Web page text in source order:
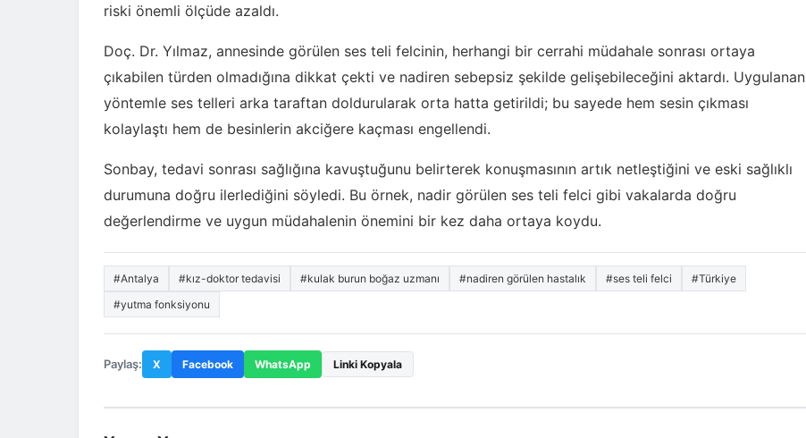
riski önemli ölçüde azaldı.
Doç. Dr. Yılmaz, annesinde görülen ses teli felcinin, herhangi bir cerrahi müdahale sonrası ortaya
çıkabilen türden olmadığına dikkat çekti ve nadiren sebepsiz şekilde gelişebileceğini aktardı. Uygulanan
yöntemle ses telleri arka taraftan doldurularak orta hatta getirildi; bu sayede hem sesin çıkması
kolaylaştı hem de besinlerin akciğere kaçması engellendi.
Sonbay, tedavi sonrası sağlığına kavuştuğunu belirterek konuşmasının artık netleştiğini ve eski sağlıklı
durumuna doğru ilerlediğini söyledi. Bu örnek, nadir görülen ses teli felci gibi vakalarda doğru
değerlendirme ve uygun müdahalenin önemini bir kez daha ortaya koydu.
#Antalya #kız-doktor tedavisi #kulak burun boğaz uzmanı #nadiren görülen hastalık #ses teli felci
#Türkiye
#yutma fonksiyonu
Paylaş: X Facebook WhatsApp Linki Kopyala